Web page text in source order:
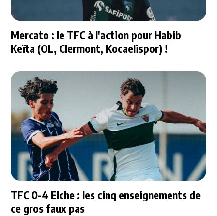
Mercato : le TFC à l'action pour Habib
Keïta (OL, Clermont, Kocaelispor) !
TFC 0-4 Elche : les cinq enseignements de
ce gros faux pas